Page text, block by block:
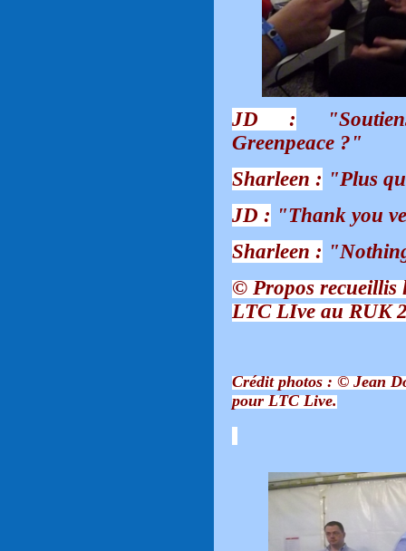
JD :
Greenpeace ?"
Sharleen : "Plus
JD : "Thank you
Sharleen :
© Propos recueillis
LTC LIve au RUK
Crédit photos : © Jean
pour LTC Live.